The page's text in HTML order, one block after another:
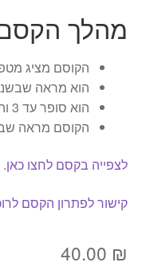
מהלך
הקוסם מציג
הוא מראה
הוא סופר עד 3 והופ הארנב הופך לברווז.
הקוסם מראה
לצפייה בקסם לחצו כאן.
קישור לפתרון הקסם
40.00 ₪